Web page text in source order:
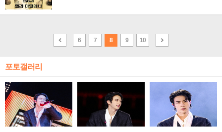
6 7 8 9 10
포토갤러리